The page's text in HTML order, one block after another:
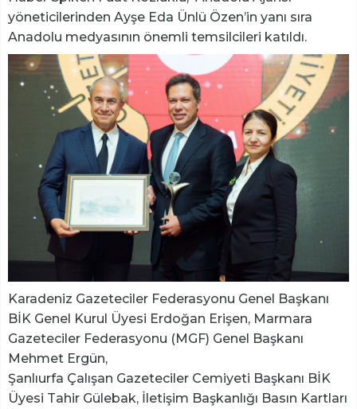
yöneticilerinden Ayşe Eda Ünlü Özen’in yanı sıra
Anadolu medyasının önemli temsilcileri katıldı.
Karadeniz Gazeteciler Federasyonu Genel Başkanı
BİK Genel Kurul Üyesi Erdoğan Erişen, Marmara
Gazeteciler Federasyonu (MGF) Genel Başkanı
Mehmet Ergün,
Şanlıurfa Çalışan Gazeteciler Cemiyeti Başkanı BİK
Üyesi Tahir Gülebak, İletişim Başkanlığı Basın Kartları